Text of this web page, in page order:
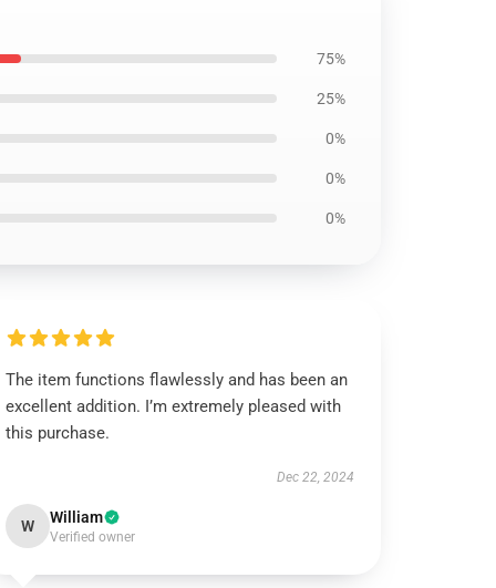
75%
25%
0%
0%
0%
The item functions flawlessly and has been an
excellent addition. I’m extremely pleased with
this purchase.
Dec 22, 2024
W William
Verified owner